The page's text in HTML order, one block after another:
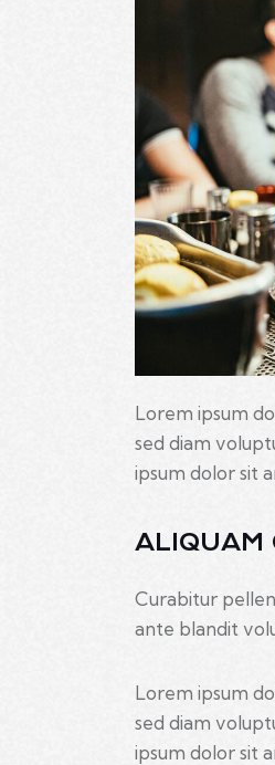
Lorem ipsum
sed diam
ipsum dolor sit
ALIQUAM
Curabitur
ante blandit
Lorem ipsum
sed diam
ipsum dolor sit